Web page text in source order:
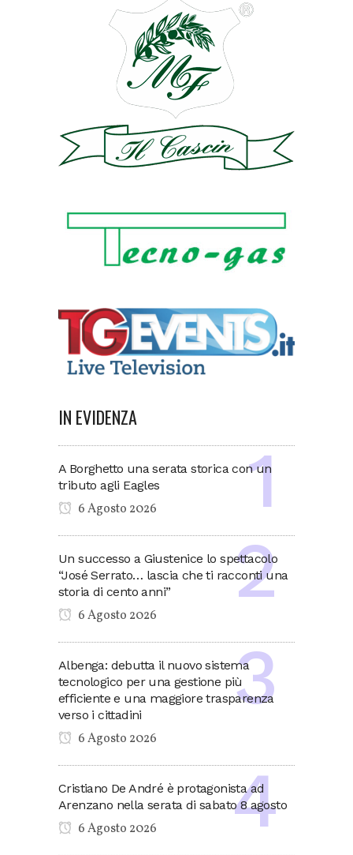
IN EVIDENZA
A Borghetto una serata storica con un
tributo agli Eagles
6 Agosto 2026
Un successo a Giustenice lo spettacolo
“José Serrato… lascia che ti racconti una
storia di cento anni”
6 Agosto 2026
Albenga: debutta il nuovo sistema
tecnologico per una gestione più
efficiente e una maggiore trasparenza
verso i cittadini
6 Agosto 2026
Cristiano De André è protagonista ad
Arenzano nella serata di sabato 8 agosto
6 Agosto 2026